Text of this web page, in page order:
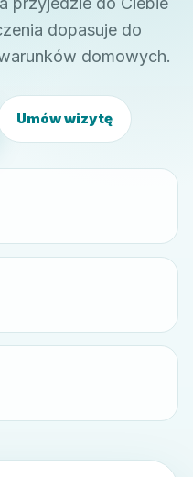
dopasuje do
domowych.
Umów wizytę